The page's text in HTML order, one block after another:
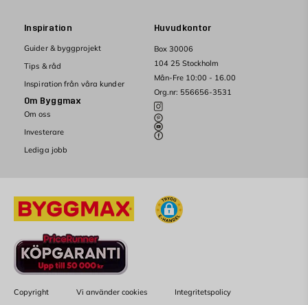
Huvudkontor
Box 30006
104 25 Stockholm
Mån-Fre 10:00 - 16.00
Org.nr: 556656-3531
Inspiration
Guider & byggprojekt
Tips & råd
Inspiration från våra kunder
Om Byggmax
Om oss
Investerare
Lediga jobb
Copyright Vi använder cookies Integritetspolicy